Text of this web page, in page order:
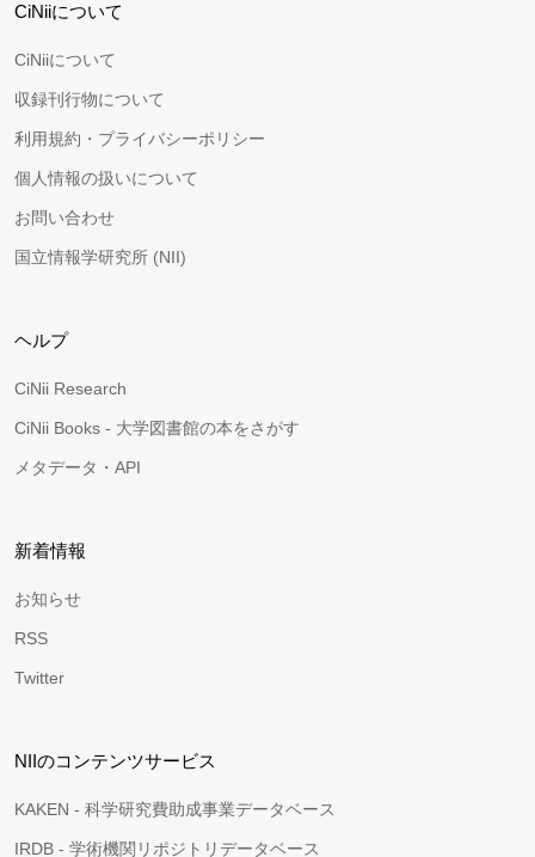
CiNiiについて
CiNiiについて
収録刊行物について
利用規約・プライバシーポリシー
個人情報の扱いについて
お問い合わせ
国立情報学研究所 (NII)
ヘルプ
CiNii Research
CiNii Books - 大学図書館の本をさがす
メタデータ・API
新着情報
お知らせ
RSS
Twitter
NIIのコンテンツサービス
KAKEN - 科学研究費助成事業データベース
IRDB - 学術機関リポジトリデータベース